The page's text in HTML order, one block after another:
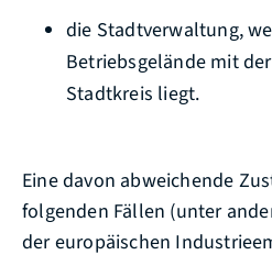
die Stadtverwaltung,
Betriebsgelände mit
Stadtkreis liegt.
Eine davon abweichende
folgenden Fällen (unter
der europäischen